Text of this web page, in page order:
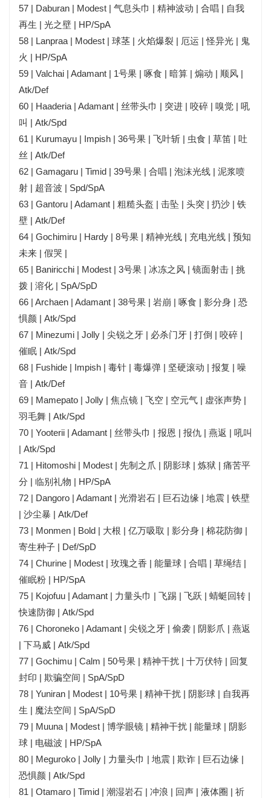
57 | Daburan | Modest | 气息头巾 | 精神波动 | 合唱 | 自我
再生 | 光之壁 | HP/SpA
58 | Lanpraa | Modest | 球茎 | 火焰爆裂 | 厄运 | 怪异光 | 鬼
火 | HP/SpA
59 | Valchai | Adamant | 1号果 | 啄食 | 暗算 | 煽动 | 顺风 |
Atk/Def
60 | Haaderia | Adamant | 丝带头巾 | 突进 | 咬碎 | 嗅觉 | 吼
叫 | Atk/Spd
61 | Kurumayu | Impish | 36号果 | 飞叶斩 | 虫食 | 草笛 | 吐
丝 | Atk/Def
62 | Gamagaru | Timid | 39号果 | 合唱 | 泡沫光线 | 泥浆喷
射 | 超音波 | Spd/SpA
63 | Gantoru | Adamant | 粗糙头盔 | 击坠 | 头突 | 扔沙 | 铁
壁 | Atk/Def
64 | Gochimiru | Hardy | 8号果 | 精神光线 | 充电光线 | 预知
未来 | 假哭 |
65 | Baniricchi | Modest | 3号果 | 冰冻之风 | 镜面射击 | 挑
拨 | 溶化 | SpA/SpD
66 | Archaen | Adamant | 38号果 | 岩崩 | 啄食 | 影分身 | 恐
惧颜 | Atk/Spd
67 | Minezumi | Jolly | 尖锐之牙 | 必杀门牙 | 打倒 | 咬碎 |
催眠 | Atk/Spd
68 | Fushide | Impish | 毒针 | 毒爆弹 | 坚硬滚动 | 报复 | 噪
音 | Atk/Def
69 | Mamepato | Jolly | 焦点镜 | 飞空 | 空元气 | 虚张声势 |
羽毛舞 | Atk/Spd
70 | Yooterii | Adamant | 丝带头巾 | 报恩 | 报仇 | 燕返 | 吼叫
| Atk/Spd
71 | Hitomoshi | Modest | 先制之爪 | 阴影球 | 炼狱 | 痛苦平
分 | 临别礼物 | HP/SpA
72 | Dangoro | Adamant | 光滑岩石 | 巨石边缘 | 地震 | 铁壁
| 沙尘暴 | Atk/Def
73 | Monmen | Bold | 大根 | 亿万吸取 | 影分身 | 棉花防御 |
寄生种子 | Def/SpD
74 | Churine | Modest | 玫瑰之香 | 能量球 | 合唱 | 草绳结 |
催眠粉 | HP/SpA
75 | Kojofuu | Adamant | 力量头巾 | 飞踢 | 飞跃 | 蜻蜓回转 |
快速防御 | Atk/Spd
76 | Choroneko | Adamant | 尖锐之牙 | 偷袭 | 阴影爪 | 燕返
| 下马威 | Atk/Spd
77 | Gochimu | Calm | 50号果 | 精神干扰 | 十万伏特 | 回复
封印 | 欺骗空间 | SpA/SpD
78 | Yuniran | Modest | 10号果 | 精神干扰 | 阴影球 | 自我再
生 | 魔法空间 | SpA/SpD
79 | Muuna | Modest | 博学眼镜 | 精神干扰 | 能量球 | 阴影
球 | 电磁波 | HP/SpA
80 | Meguroko | Jolly | 力量头巾 | 地震 | 欺诈 | 巨石边缘 |
恐惧颜 | Atk/Spd
81 | Otamaro | Timid | 潮湿岩石 | 冲浪 | 回声 | 液体圈 | 祈